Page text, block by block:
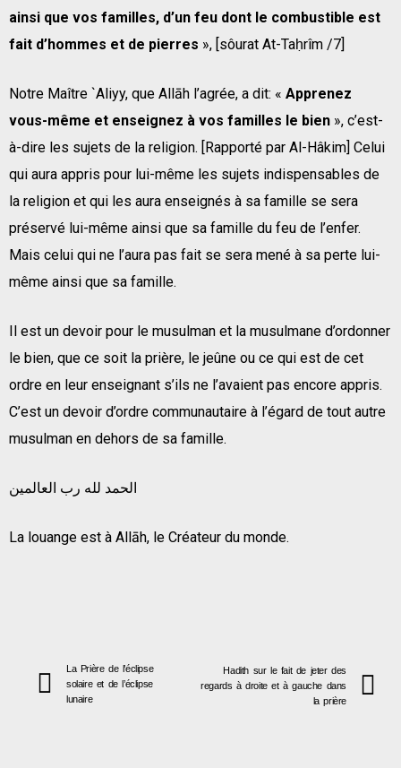
ainsi que vos familles, d’un feu dont le combustible est
fait d’hommes et de pierres », [sôurat At-Taḥrîm /7]
Notre Maître `Aliyy, que Allāh l’agrée, a dit: « Apprenez
vous-même et enseignez à vos familles le bien », c’est-
à-dire les sujets de la religion. [Rapporté par Al-Hâkim] Celui
qui aura appris pour lui-même les sujets indispensables de
la religion et qui les aura enseignés à sa famille se sera
préservé lui-même ainsi que sa famille du feu de l’enfer.
Mais celui qui ne l’aura pas fait se sera mené à sa perte lui-
même ainsi que sa famille.
Il est un devoir pour le musulman et la musulmane d’ordonner
le bien, que ce soit la prière, le jeûne ou ce qui est de cet
ordre en leur enseignant s’ils ne l’avaient pas encore appris.
C’est un devoir d’ordre communautaire à l’égard de tout autre
musulman en dehors de sa famille.
الحمد لله رب العالمين
La louange est à Allāh, le Créateur du monde.
La Prière de l’éclipse
solaire et de l’éclipse
lunaire
Hadith sur le fait de jeter des
regards à droite et à gauche dans
la prière